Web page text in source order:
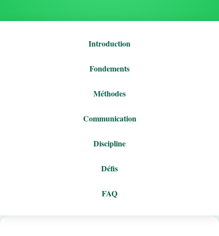
Introduction
Fondements
Méthodes
Communication
Discipline
Défis
FAQ